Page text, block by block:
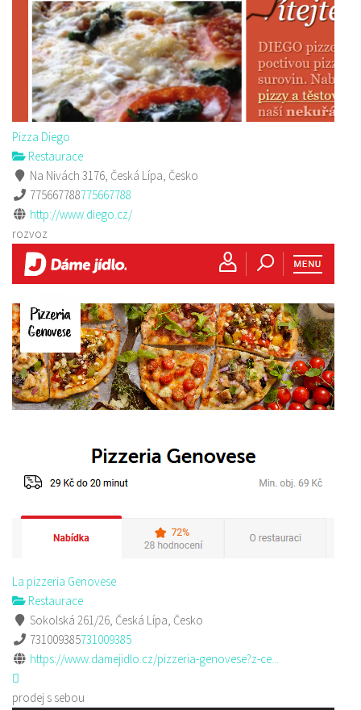
Pizza Diego
Restaurace
Na Nivách 3176, Česká Lípa, Česko
775667788775667788
http://www.diego.cz/
rozvoz
La pizzeria Genovese
Restaurace
Sokolská 261/26, Česká Lípa, Česko
731009385731009385
https://www.damejidlo.cz/pizzeria-genovese?z-ce...
prodej s sebou